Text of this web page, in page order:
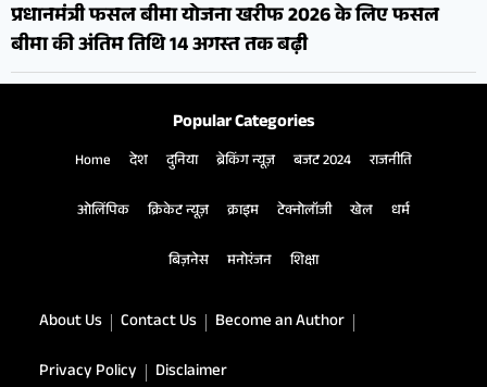
प्रधानमंत्री फसल बीमा योजना खरीफ 2026 के लिए फसल
बीमा की अंतिम तिथि 14 अगस्त तक बढ़ी
Popular Categories
Home देश दुनिया ब्रेकिंग न्यूज़ बजट 2024 राजनीति
ओलिंपिक क्रिकेट न्यूज़ क्राइम टेक्नोलॉजी खेल धर्म
बिज़नेस मनोरंजन शिक्षा
About Us Contact Us
Become an Author
Privacy Policy
Disclaimer